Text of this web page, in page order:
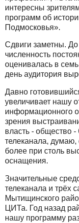
интересны
программ об
Подмосковья».
Сдвиги заметны.
численность
оценивалась в
день аудитория
Давно
увеличивает нашу
информационного
зрения
власть - общество
телеканала, думаю,
более при столь
оснащения.
Значительные
телеканала и трёх
Мытищинского
ЦИТа. Год назад
нашу программу